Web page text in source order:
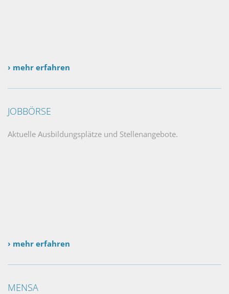
› mehr erfahren
JOBBÖRSE
Aktuelle Ausbildungsplätze und Stellenangebote.
› mehr erfahren
MENSA